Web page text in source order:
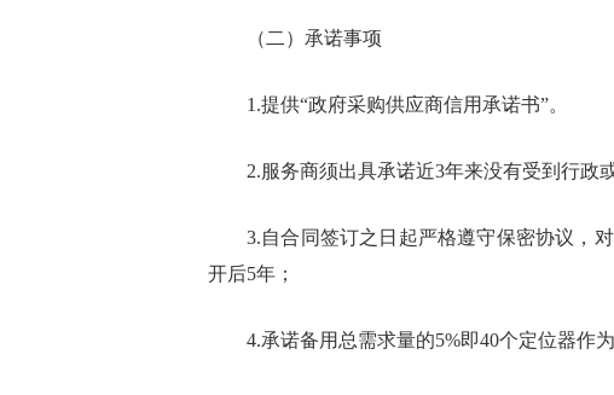
（二）承诺事项
1.提供“政府采购供应商信用承诺书”。
2.服务商须出具承诺近3年来没有受到行政
3.自合同签订之日起严格遵守保密协议，
开后5年；
4.承诺备用总需求量的5%即40个定位器作